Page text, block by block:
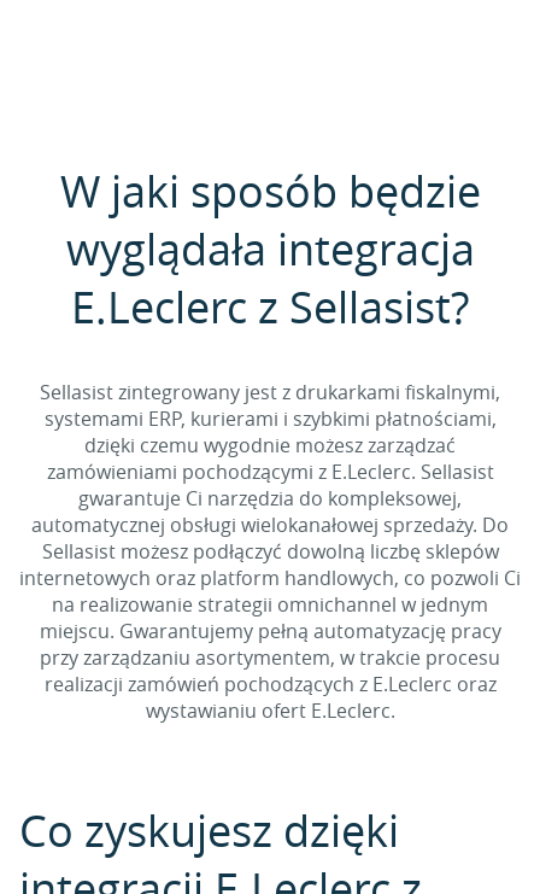
W jaki sposób będzie
wyglądała integracja
E.Leclerc z Sellasist?
Sellasist zintegrowany jest z drukarkami fiskalnymi,
systemami ERP, kurierami i szybkimi płatnościami,
dzięki czemu wygodnie możesz zarządzać
zamówieniami pochodzącymi z E.Leclerc. Sellasist
gwarantuje Ci narzędzia do kompleksowej,
automatycznej obsługi wielokanałowej sprzedaży. Do
Sellasist możesz podłączyć dowolną liczbę sklepów
internetowych oraz platform handlowych, co pozwoli Ci
na realizowanie strategii omnichannel w jednym
miejscu. Gwarantujemy pełną automatyzację pracy
przy zarządzaniu asortymentem, w trakcie procesu
realizacji zamówień pochodzących z E.Leclerc oraz
wystawianiu ofert E.Leclerc.
Co zyskujesz dzięki